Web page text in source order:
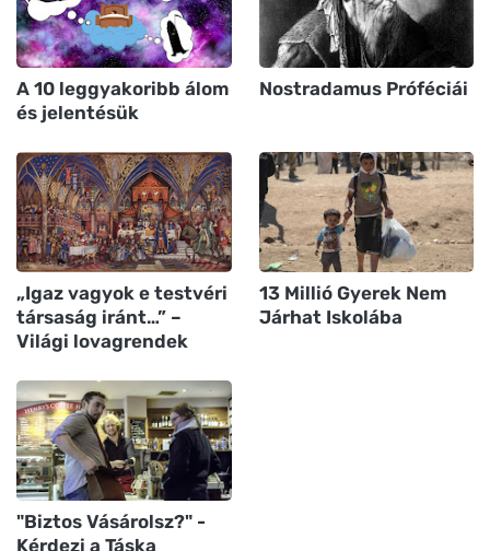
A 10 leggyakoribb álom
és jelentésük
Nostradamus Próféciái
„Igaz vagyok e testvéri
társaság iránt…” –
Világi lovagrendek
13 Millió Gyerek Nem
Járhat Iskolába
"Biztos Vásárolsz?" -
Kérdezi a Táska